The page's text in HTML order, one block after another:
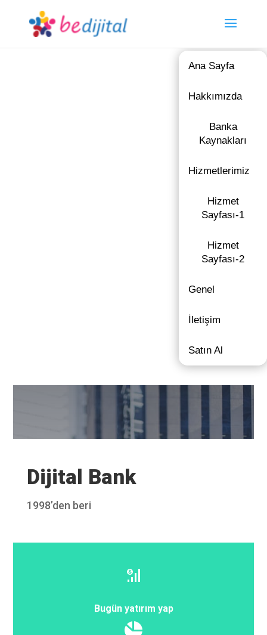
Ana Sayfa
Hakkımızda
Banka
Kaynakları
Hizmetlerimiz
Hizmet
Sayfası-1
Hizmet
Sayfası-2
Genel
İletişim
Satın Al
Dijital Bank
1998’den beri
Bugün yatırım yap